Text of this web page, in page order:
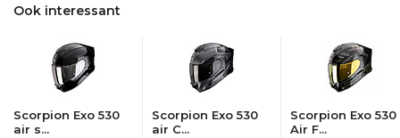
Ook interessant
Scorpion Exo 530
air s...
Scorpion Exo 530
air C...
Scorpion Exo 530
Air F...